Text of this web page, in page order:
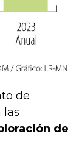
de
las
de